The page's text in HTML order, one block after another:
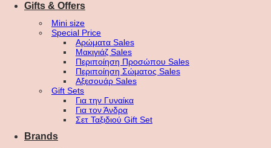
Gifts & Offers
Mini size
Special Price
Αρώματα Sales
Μακιγιάζ Sales
Περιποίηση Προσώπου Sales
Περιποίηση Σώματος Sales
Αξεσουάρ Sales
Gift Sets
Για την Γυναίκα
Για τον Άνδρα
Σετ Ταξιδιού Gift Set
Brands